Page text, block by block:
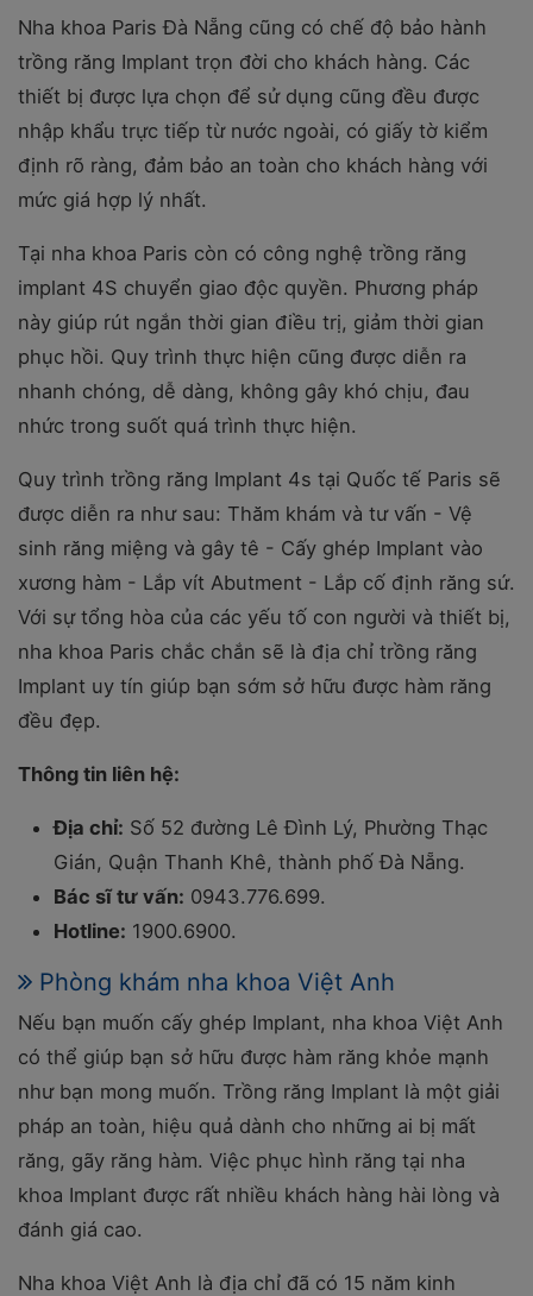
Nha khoa Paris Đà Nẵng cũng có chế độ bảo hành
trồng răng Implant trọn đời cho khách hàng. Các
thiết bị được lựa chọn để sử dụng cũng đều được
nhập khẩu trực tiếp từ nước ngoài, có giấy tờ kiểm
định rõ ràng, đảm bảo an toàn cho khách hàng với
mức giá hợp lý nhất.
Tại nha khoa Paris còn có công nghệ trồng răng
implant 4S chuyển giao độc quyền. Phương pháp
này giúp rút ngắn thời gian điều trị, giảm thời gian
phục hồi. Quy trình thực hiện cũng được diễn ra
nhanh chóng, dễ dàng, không gây khó chịu, đau
nhức trong suốt quá trình thực hiện.
Quy trình trồng răng Implant 4s tại Quốc tế Paris sẽ
được diễn ra như sau: Thăm khám và tư vấn - Vệ
sinh răng miệng và gây tê - Cấy ghép Implant vào
xương hàm - Lắp vít Abutment - Lắp cố định răng sứ.
Với sự tổng hòa của các yếu tố con người và thiết bị,
nha khoa Paris chắc chắn sẽ là địa chỉ trồng răng
Implant uy tín giúp bạn sớm sở hữu được hàm răng
đều đẹp.
Thông tin liên hệ:
Địa chỉ: Số 52 đường Lê Đình Lý, Phường Thạc
Gián, Quận Thanh Khê, thành phố Đà Nẵng.
Bác sĩ tư vấn: 0943.776.699.
Hotline: 1900.6900.
Phòng khám nha khoa Việt Anh
Nếu bạn muốn cấy ghép Implant, nha khoa Việt Anh
có thể giúp bạn sở hữu được hàm răng khỏe mạnh
như bạn mong muốn. Trồng răng Implant là một giải
pháp an toàn, hiệu quả dành cho những ai bị mất
răng, gãy răng hàm. Việc phục hình răng tại nha
khoa Implant được rất nhiều khách hàng hài lòng và
đánh giá cao.
Nha khoa Việt Anh là địa chỉ đã có 15 năm kinh